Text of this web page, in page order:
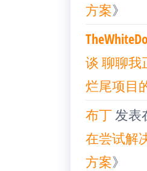
方案》
谈 聊聊我
烂尾项目
布丁发表
在尝试解
方案》